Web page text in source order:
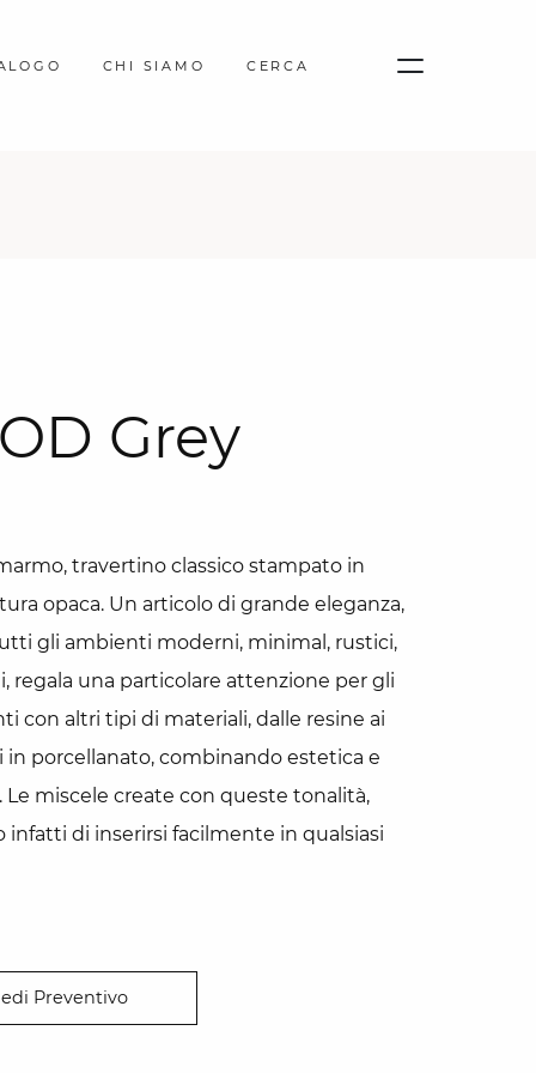
CHI SIAMO CERCA
Grey
travertino classico stampato in
opaca. Un articolo di grande eleganza,
gli ambienti moderni, minimal, rustici,
regala una particolare attenzione per gli
con altri tipi di materiali, dalle resine ai
porcellanato, combinando estetica e
Le miscele create con queste tonalità,
di inserirsi facilmente in qualsiasi
Preventivo